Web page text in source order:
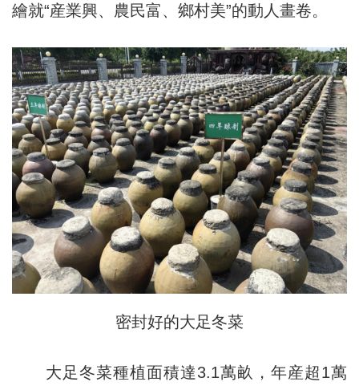
繪就“産業興、農民富、鄉村美”的動人畫卷。
密封好的大足冬菜
大足冬菜種植面積達3.1萬畝，年産超1萬